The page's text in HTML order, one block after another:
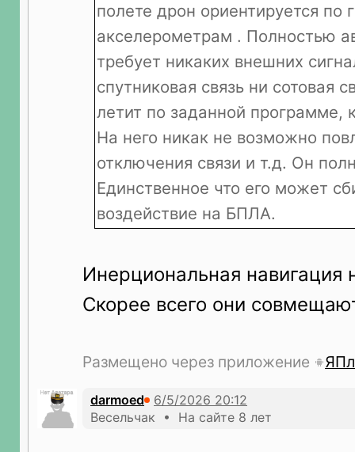
полете дрон ориентируется по
акселерометрам . Полностью
требует никаких внешних
спутниковая связь ни сотовая
летит по заданной программе,
На него никак не возможно
отключения связи и т.д. Он
Единственное что его может
воздействие на БПЛА.
Инерциональная навигация
Скорее всего они
Размещено через приложение
darmоed
Весельчак • На сайте 8 лет